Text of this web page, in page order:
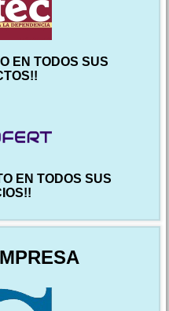
EN TODOS SUS
EN TODOS SUS